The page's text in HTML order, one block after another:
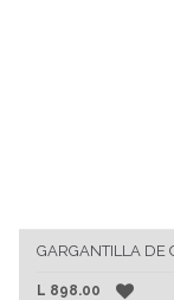
GARGANTILLA DE
L 898.00